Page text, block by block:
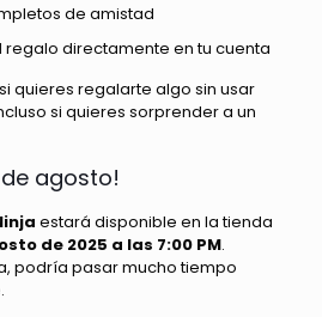
de amistad
regalo directamente en tu cuenta
quieres regalarte algo sin usar
si quieres sorprender a un
agosto!
estará disponible en la tienda
de 2025 a las 7:00 PM.
podría pasar mucho tiempo